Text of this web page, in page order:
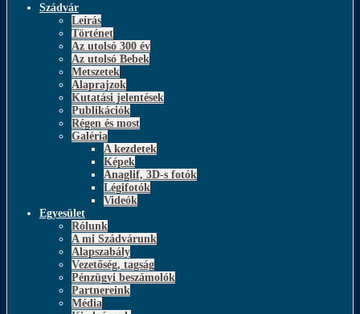
Szádvár
Leírás
Történet
Az utolsó 300 év
Az utolsó Bebek
Metszetek
Alaprajzok
Kutatási jelentések
Publikációk
Régen és most
Galéria
A kezdetek
Képek
Anaglif, 3D-s fotók
Légifotók
Videók
Egyesület
Rólunk
A mi Szádvárunk
Alapszabály
Vezetőség, tagság
Pénzügyi beszámolók
Partnereink
Média